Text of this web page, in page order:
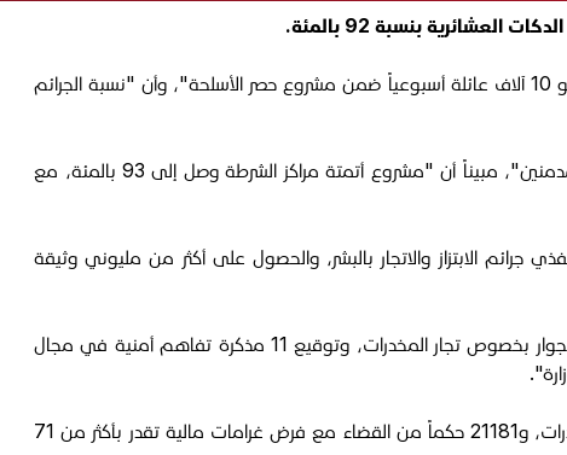
وقال مدير إعلام الوزارة، العميد مقداد ميري، في مؤتمر صحفي، عقده اليوم الأربعاء الموافق 17 كانون الأول 2025، إن "الوزارة تسجل نحو 10 آلاف عائلة أسبوعياً ضمن مشروع حصر الأسلحة"، وأن "نسبة الجرائم
وأضاف أن "نسبة تنفيذ أوامر القبض ارتفعت الى 86 بالمئة، وإنجاز الأوراق التحقيقية أيضاً بنسبة 78 بالمئة، مع إنجاز 16 مصحة قسرية للمدمنين"، مبيناً أن "مشروع أتمتة مراكز الشرطة وصل إلى 93 بالمئة، مع
جرائم الابتزاز والاتجار بالبشر، والحصول على أكثر من مليوني وثيقة
وأكمل أن "نسبة الجرائم الإرهابية انخفضت إلى 88 بالمئة والدكات العشائرية الى 92 بالمئة، مع تبادل 1300 معلومة متبادلة مع دول الجوار بخصوص تجار المخدرات، وتوقيع 11 مذكرة تفاهم أمنية في مجال
وأردف "خلال السنوات الثلاث الماضية سجلت الوزارة ارتفاعاً 366% في معدل الضبطيات بمجال المخدرات و21 ألف أمر قبض بحق تجار المخدرات، و21181 حكماً من القضاء مع فرض غرامات مالية تقدر بأكثر من 71